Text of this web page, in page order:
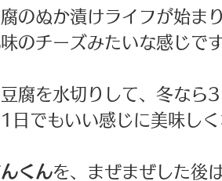
のぬか漬けライフが始
のチーズみたいな感じで
腐を水切りして、冬なら
日でもいい感じに美味し
くんを、まぜまぜした後